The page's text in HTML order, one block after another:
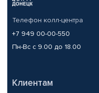
Телефон колл-центра
+7 949 00-00-550
Пн-Вс с 9.00 до 18.00
Клиентам